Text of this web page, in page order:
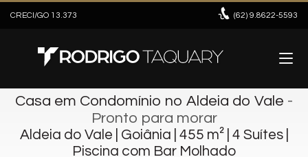
CRECI/GO 13.373 (62) 9.8622-5593
Casa em Condomínio no Aldeia do Vale -
Pronto para morar
Aldeia do Vale | Goiânia | 455 m² | 4 Suítes |
Piscina com Bar Molhado